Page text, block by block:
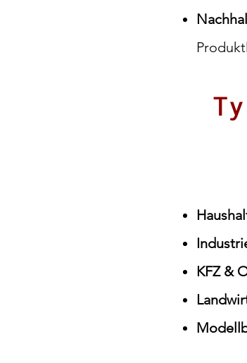
KFZ &